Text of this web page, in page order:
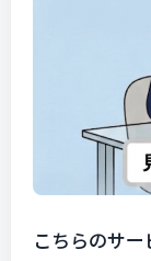
こちらのサ